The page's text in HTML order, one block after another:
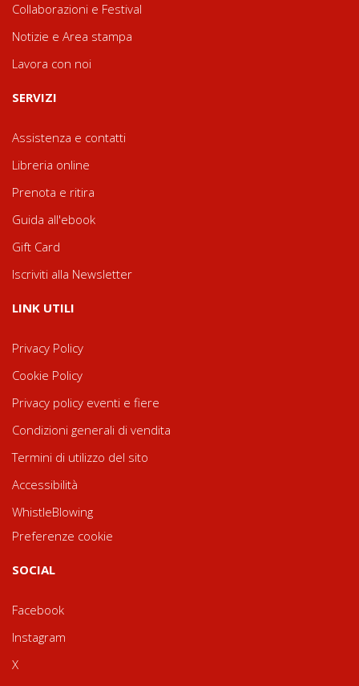
Collaborazioni e Festival
Notizie e Area stampa
Lavora con noi
SERVIZI
Assistenza e contatti
Libreria online
Prenota e ritira
Guida all'ebook
Gift Card
Iscriviti alla Newsletter
LINK UTILI
Privacy Policy
Cookie Policy
Privacy policy eventi e fiere
Condizioni generali di vendita
Termini di utilizzo del sito
Accessibilità
WhistleBlowing
Preferenze cookie
SOCIAL
Facebook
Instagram
X